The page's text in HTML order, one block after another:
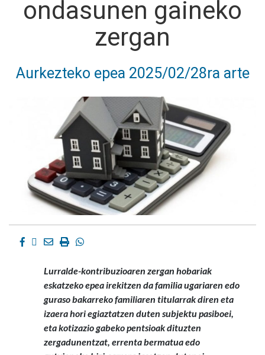
ondasunen gaineko
zergan
Aurkezteko epea 2025/02/28ra arte
Facebook
Twitter
EmailImprimirWhatsapp
Lurralde-kontribuzioaren zergan hobariak
eskatzeko epea irekitzen da familia ugariaren edo
guraso bakarreko familiaren titularrak diren eta
izaera hori egiaztatzen duten subjektu pasiboei,
eta kotizazio gabeko pentsioak dituzten
zergadunentzat, errenta bermatua edo